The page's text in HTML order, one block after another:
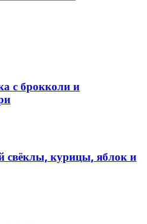
с брокколи и
свёклы, курицы, яблок и